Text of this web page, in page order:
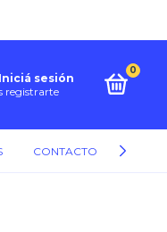
Iniciá sesión
registrarte
0
CONTACTO